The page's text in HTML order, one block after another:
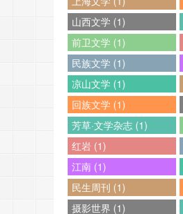
山西文学 (1)
前卫文学 (1)
民族文学 (1)
凉山文学 (1)
回族文学 (1)
芳草·文学杂志 (1)
红岩 (1)
江南 (1)
民生周刊 (1)
摄影世界 (1)